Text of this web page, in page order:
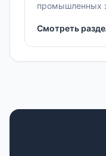
промышленных
Смотреть